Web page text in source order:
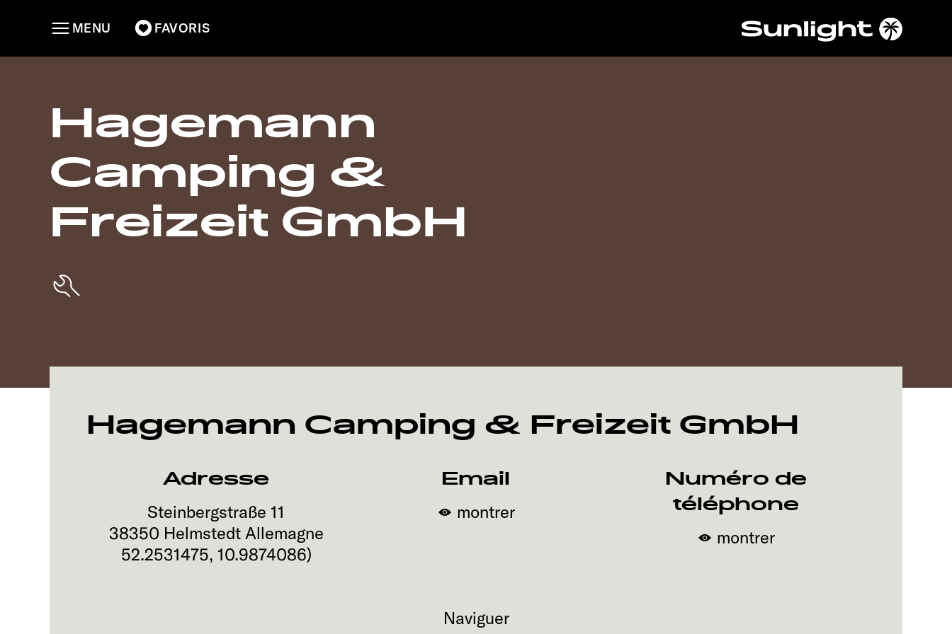
FAVORIS
MENU
Hagemann
Camping &
Freizeit GmbH
Hagemann Camping & Freizeit GmbH
Adresse
Steinbergstraße 11
38350 Helmstedt Allemagne
52.2531475, 10.9874086)
Email
montrer
Numéro de
téléphone
montrer
Naviguer